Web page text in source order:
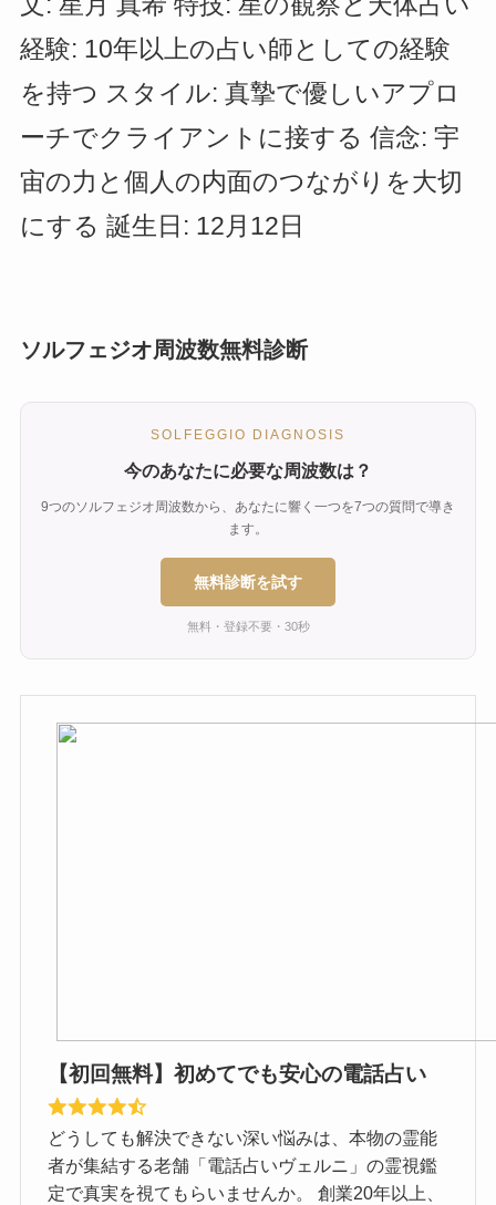
経験: 10年以上の占い師としての経験
を持つ スタイル: 真摯で優しいアプロ
ーチでクライアントに接する 信念: 宇
宙の力と個人の内面のつながりを大切
にする 誕生日: 12月12日
ソルフェジオ周波数無料診断
SOLFEGGIO DIAGNOSIS
今のあなたに必要な周波数は？
9つのソルフェジオ周波数から、あなたに響く一つを7つの質問で導き
ます。
無料診断を試す
無料・登録不要・30秒
【初回無料】初めてでも安心の電話占い
どうしても解決できない深い悩みは、本物の霊能
者が集結する老舗「電話占いヴェルニ」の霊視鑑
定で真実を視てもらいませんか。 創業20年以上、